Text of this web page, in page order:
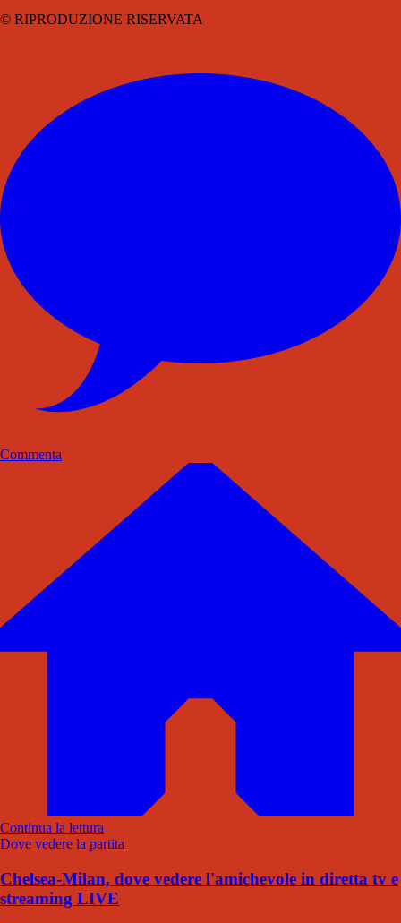
© RIPRODUZIONE RISERVATA
Commenta
Continua la lettura
Dove vedere la partita
Chelsea-Milan, dove vedere l'amichevole in diretta tv e
streaming LIVE